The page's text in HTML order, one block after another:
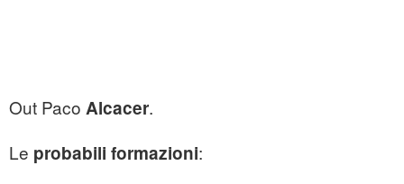
Out Paco Alcacer.
Le probabili formazioni: